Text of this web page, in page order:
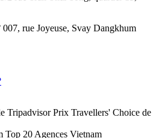
007, rue Joyeuse, Svay Dangkhum
Prix Travellers' Choice de
Top 20 Agences Vietnam